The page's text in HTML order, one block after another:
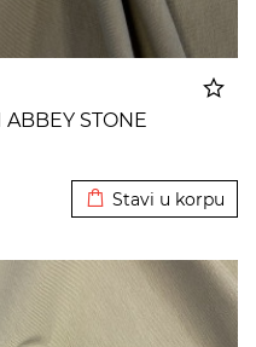
ABBEY STONE
Stavi u korpu